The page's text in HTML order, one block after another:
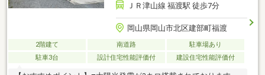
ＪＲ津山線 福渡駅 徒歩7分
岡山県岡山市北区建部町福渡
2階建て 南道路
駐車場あり
駐車3台
設計住宅性能評価付 建設住宅性能評価付